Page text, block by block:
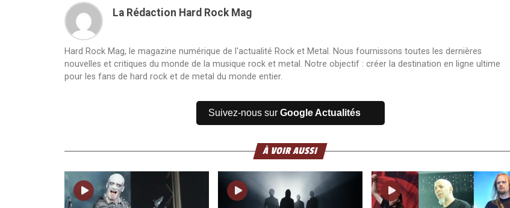
La Rédaction Hard Rock Mag
Hard Rock Mag, le magazine numérique de l'actualité Rock et Metal. Nous fournissons toutes les dernières
nouvelles et critiques du monde de la musique rock et metal. Notre objectif : créer la destination en ligne ultime
pour les fans de hard rock et de metal du monde entier.
Suivez-nous sur Google Actualités
À VOIR AUSSI